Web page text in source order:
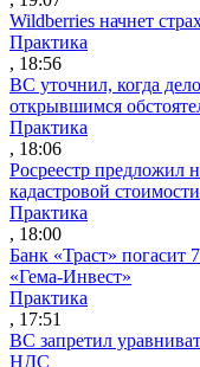
Wildberries начнет
Практика
, 18:56
ВС уточнил, когда
открывшимся
Практика
, 18:06
Росреестр предложил
кадастровой стоимости
Практика
, 18:00
Банк «Траст» погасит
«Гема-Инвест»
Практика
, 17:51
ВС запретил
НДС